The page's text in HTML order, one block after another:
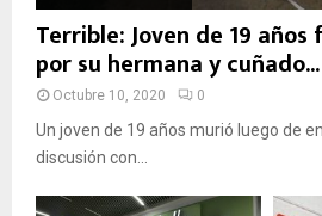
Terrible: Joven de 19
por su hermana y cuñado...
Octubre 10, 2020 0
Un joven de 19 años murió luego de
discusión con...